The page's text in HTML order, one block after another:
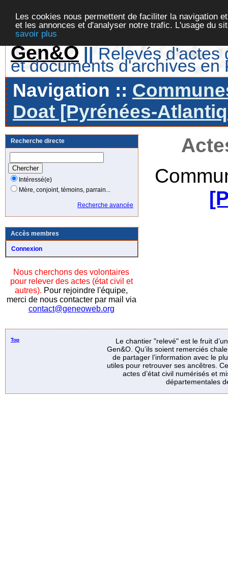
Les cookies nous permettent de faciliter la navigation
et les annonces et d'analyser notre trafic. L'usage du
savoir plus
Gen&O || Relevés d'actes
et documents d'archives en
Navigation ::
Doat [Pyrénées-
Recherche directe
Intéressé(e)
Mère, conjoint, témoins, parrain...
Recherche avancée
Accès membres
Connexion
Nous cherchons des volontaires
pour relever des actes (état civil et
autres). Pour rejoindre l'équipe,
merci de nous contacter par mail via
contact@geneoweb.org
Top
Le chantier "relevé" est le fruit
Gen&O. Qu’ils soient remerciés
de partager l’information avec le
utiles pour retrouver ses ancêtres.
actes d’état civil numérisés et
départementales